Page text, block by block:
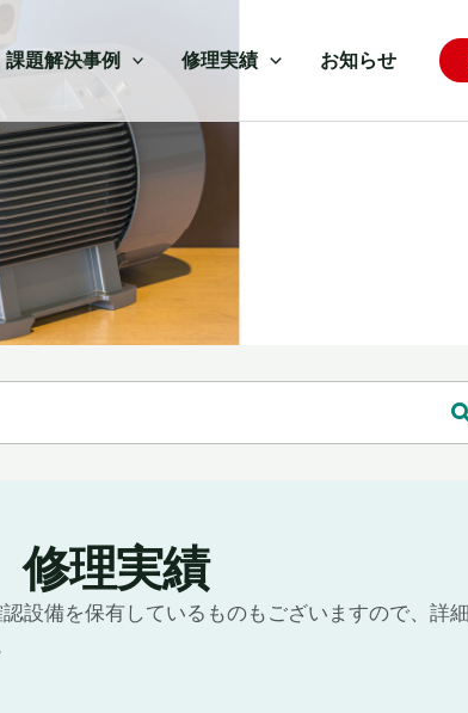
課題解決事例 修理実績 お知らせ
修理実績
設備を保有しているものもございますので、詳